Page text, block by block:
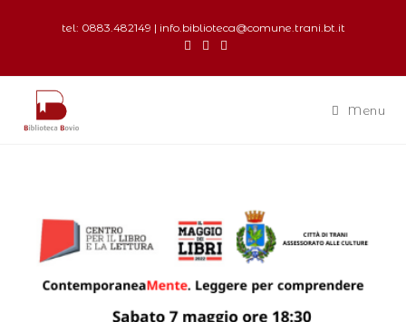
tel: 0883.482149 | info.biblioteca@comune.trani.bt.it
Menu